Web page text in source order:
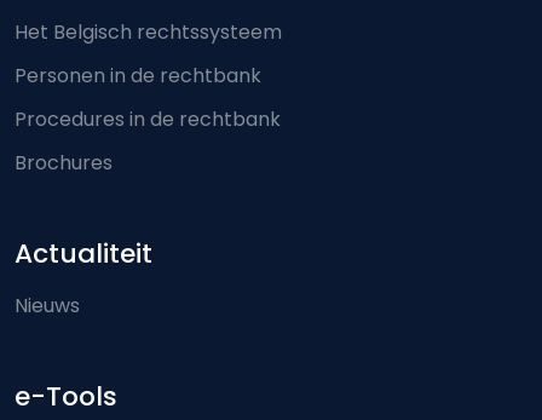
Het Belgisch rechtssysteem
Personen in de rechtbank
Procedures in de rechtbank
Brochures
Actualiteit
Nieuws
e-Tools